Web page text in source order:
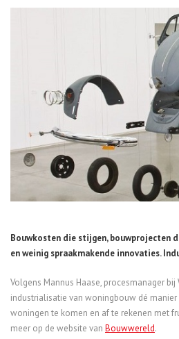
Bouwkosten die stijgen, bouwprojecten
en weinig spraakmakende innovaties.
Volgens Mannus Haase, procesmanager bij
industrialisatie van woningbouw dé
woningen te komen en af te rekenen met
meer op de website van Bouwwereld.